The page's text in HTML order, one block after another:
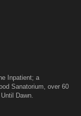
Inpatient; a
Sanatorium, over 60
Dawn.